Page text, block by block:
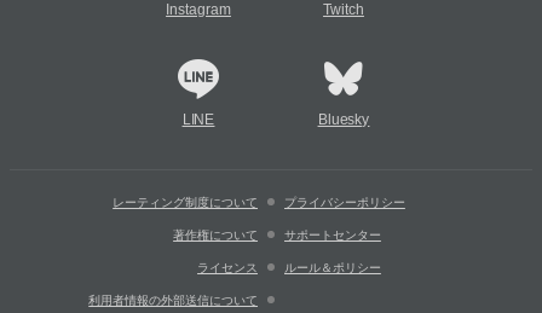
Instagram Twitch
LINE Bluesky
レーティング制度について プライバシーポリシー
著作権について サポートセンター
ライセンス ルール＆ポリシー
利用者情報の外部送信について